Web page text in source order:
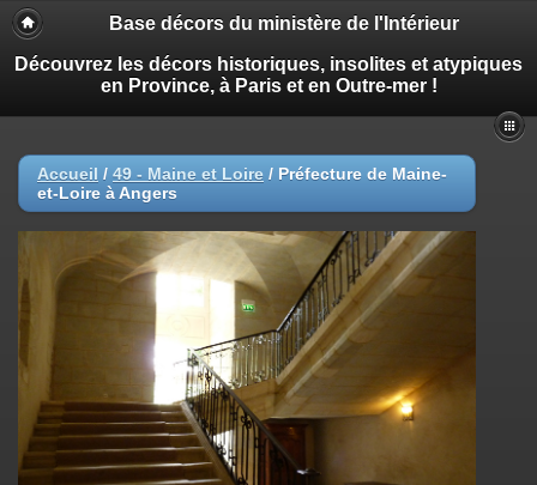
Base décors du ministère de l'Intérieur
Découvrez les décors historiques, insolites et atypiques
en Province, à Paris et en Outre-mer !
Accueil / 49 - Maine et Loire / Préfecture de Maine-
et-Loire à Angers